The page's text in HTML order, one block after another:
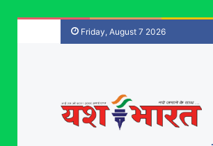
Friday, August 7 2026